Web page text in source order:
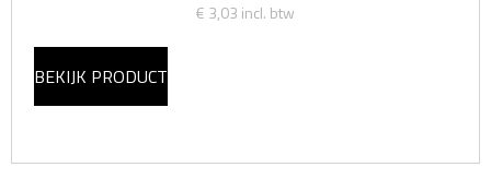
€ 3,03 incl. btw
BEKIJK PRODUCT